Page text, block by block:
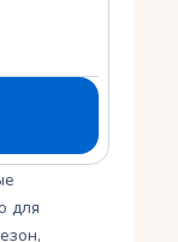
для